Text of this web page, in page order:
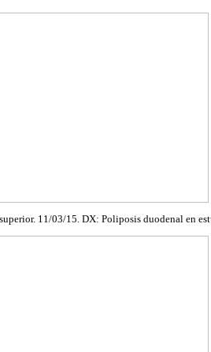
superior. 11/03/15. DX: Poliposisduodenal en